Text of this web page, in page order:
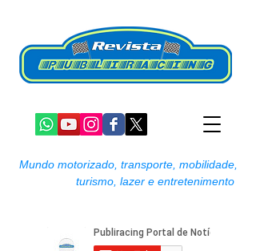
Mundo motorizado, transporte, mobilidade,
turismo, lazer e entretenimento